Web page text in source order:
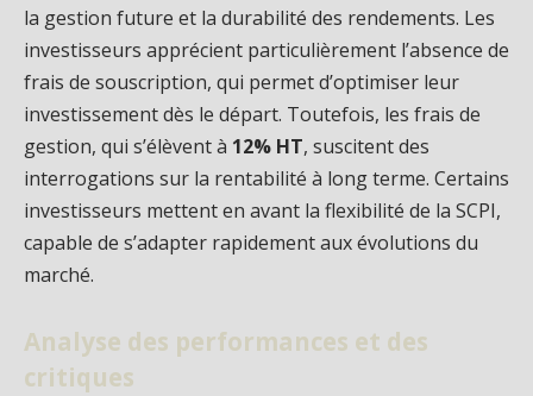
la gestion future et la durabilité des rendements. Les
investisseurs apprécient particulièrement l’absence de
frais de souscription, qui permet d’optimiser leur
investissement dès le départ. Toutefois, les frais de
gestion, qui s’élèvent à 12% HT, suscitent des
interrogations sur la rentabilité à long terme. Certains
investisseurs mettent en avant la flexibilité de la SCPI,
capable de s’adapter rapidement aux évolutions du
marché.
Analyse des performances et des
critiques